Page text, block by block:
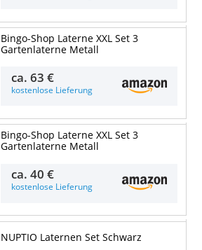
Bingo-Shop Laterne XXL Set 3
Gartenlaterne Metall
ca.63 €
kostenlose Lieferung
Bingo-Shop Laterne XXL Set 3
Gartenlaterne Metall
ca.40 €
kostenlose Lieferung
NUPTIO Laternen Set Schwarz